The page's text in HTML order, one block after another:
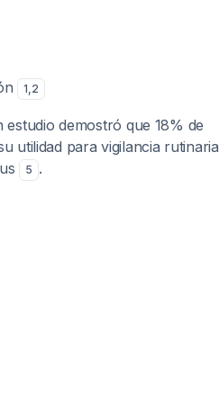
1,2
estudio demostró que 18% de
utilidad para vigilancia rutinaria
5 .